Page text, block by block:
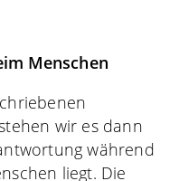
Menschen
wir es dann
während
liegt. Die